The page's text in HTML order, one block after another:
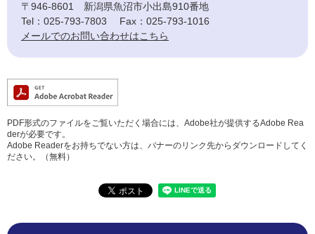
〒946-8601
新潟県魚沼市小出島910番地
Tel：025-793-7803
Fax：025-793-1016
メールでのお問い合わせはこちら
PDF形式のファイルをご覧いただく場合には、Adobe社が提供するAdobe Rea
derが必要です。
Adobe Readerをお持ちでない方は、バナーのリンク先からダウンロードしてく
ださい。（無料）